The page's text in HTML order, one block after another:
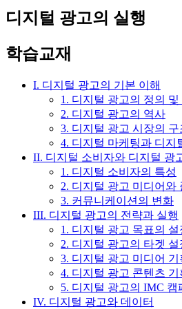
디지털 광고의 실행
학습교재
I. 디지털 광고의 기본 이해
1. 디지털 광고의 정의 및
2. 디지털 광고의 역사
3. 디지털 광고 시장의 구
4. 디지털 마케팅과 디지
II. 디지털 소비자와 디지털 광
1. 디지털 소비자의 특성
2. 디지털 광고 미디어와
3. 커뮤니케이션의 변화
III. 디지털 광고의 전략과 실행
1. 디지털 광고 목표의 설
2. 디지털 광고의 타겟 설
3. 디지털 광고 미디어 기
4. 디지털 광고 콘텐츠 기
5. 디지털 광고의 IMC 캠
IV. 디지털 광고와 데이터